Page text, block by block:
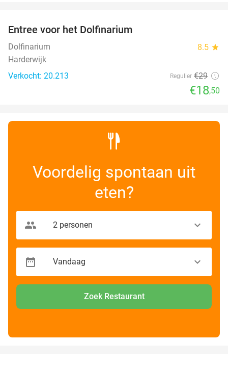
Entree voor het Dolfinarium
Dolfinarium 8.5 star
Harderwijk
Verkocht: 20.213
Regulier €29
€18,50
Voordelig spontaan uit
eten?
Zoek Restaurant